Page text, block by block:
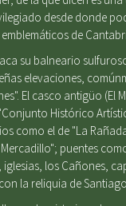
desde donde
emblemáticos de
su balneario
elevaciones,
El casco antigüo (El
Histórico
como el de "La
puentes
los Cañones,
la reliquia de